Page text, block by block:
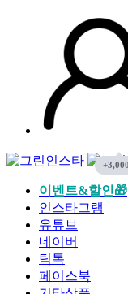
이벤트&할인🎁
인스타그램
유튜브
네이버
틱톡
페이스북